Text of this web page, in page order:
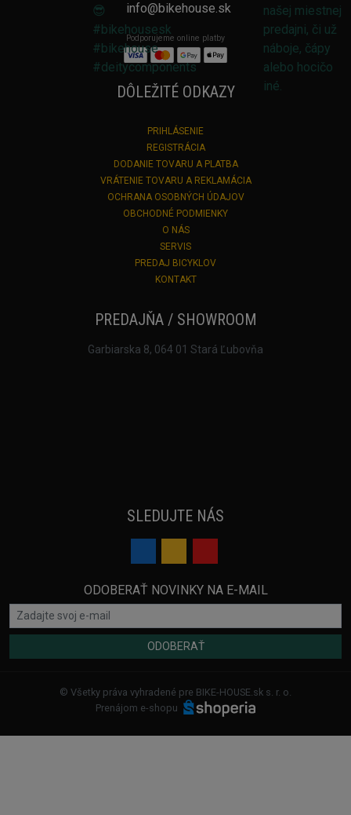
info@bikehouse.sk
Podporujeme online platby
DÔLEŽITÉ ODKAZY
PRIHLÁSENIE
REGISTRÁCIA
DODANIE TOVARU A PLATBA
VRÁTENIE TOVARU A REKLAMÁCIA
OCHRANA OSOBNÝCH ÚDAJOV
OBCHODNÉ PODMIENKY
O NÁS
SERVIS
PREDAJ BICYKLOV
KONTAKT
PREDAJŇA / SHOWROOM
Garbiarska 8, 064 01 Stará Ľubovňa
SLEDUJTE NÁS
ODOBERAŤ NOVINKY NA E-MAIL
ODOBERAŤ
© Všetky práva vyhradené pre BIKE-HOUSE.sk s. r. o.
Prenájom e-shopu